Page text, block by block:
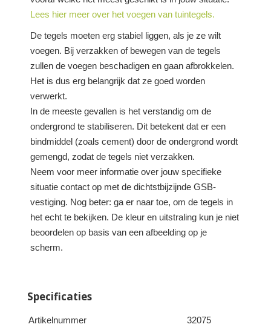
Lees hier meer over het voegen van tuintegels.
De tegels moeten erg stabiel liggen, als je ze wilt
voegen. Bij verzakken of bewegen van de tegels
zullen de voegen beschadigen en gaan afbrokkelen.
Het is dus erg belangrijk dat ze goed worden
verwerkt.
In de meeste gevallen is het verstandig om de
ondergrond te stabiliseren. Dit betekent dat er een
bindmiddel (zoals cement) door de ondergrond wordt
gemengd, zodat de tegels niet verzakken.
Neem voor meer informatie over jouw specifieke
situatie contact op met de dichtstbijzijnde GSB-
vestiging. Nog beter: ga er naar toe, om de tegels in
het echt te bekijken. De kleur en uitstraling kun je niet
beoordelen op basis van een afbeelding op je
scherm.
Specificaties
Artikelnummer 32075